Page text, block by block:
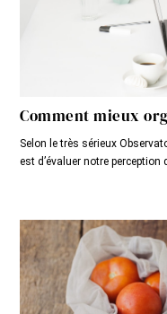
Comment mieux
Selon le très sérieux
est d’évaluer notre perception